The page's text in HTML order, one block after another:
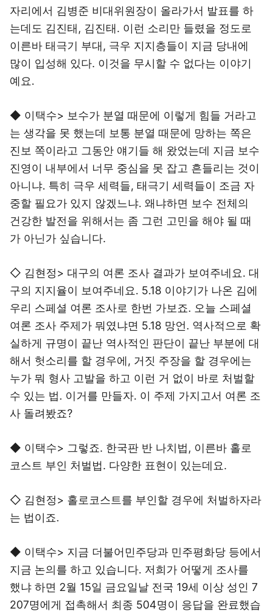
자리에서 김병준 비대위원장이 올라가서 발표를 하
는데도 김진태, 김진태. 이런 소리만 들렸을 정도로
이른바 태극기 부대, 극우 지지층들이 지금 당내에
많이 입성해 있다. 이것을 무시할 수 없다는 이야기
예요.
◆ 이택수> 보수가 분열 때문에 이렇게 힘들 거라고
는 생각을 못 했는데 보통 분열 때문에 망하는 쪽은
진보 쪽이라고 그동안 얘기들 해 왔었는데 지금 보수
진영이 내부에서 너무 중심을 못 잡고 흔들리는 것이
아니냐. 특히 극우 세력들, 태극기 세력들이 조금 자
중할 필요가 있지 않겠느냐. 왜냐하면 보수 전체의
건강한 발전을 위해서는 좀 그런 고민을 해야 될 때
가 아닌가 싶습니다.
◇ 김현정> 대구의 여론 조사 결과가 보여주네요. 대
구의 지지율이 보여주네요. 5.18 이야기가 나온 김에
우리 스페셜 여론 조사로 한번 가보죠. 오늘 스페셜
여론 조사 주제가 뭐였냐면 5.18 망언. 역사적으로 확
실하게 규명이 끝난 역사적인 판단이 끝난 부분에 대
해서 헛소리를 할 경우에, 거짓 주장을 할 경우에는
누가 뭐 형사 고발을 하고 이런 거 없이 바로 처벌할
수 있는 법. 이거를 만들자. 이 주제 가지고서 여론 조
사 돌려봤죠?
◆ 이택수> 그렇죠. 한국판 반 나치법, 이른바 홀로
코스트 부인 처벌법. 다양한 표현이 있는데요.
◇ 김현정> 홀로코스트를 부인할 경우에 처벌하자라
는 법이죠.
◆ 이택수> 지금 더불어민주당과 민주평화당 등에서
지금 논의를 하고 있습니다. 저희가 어떻게 조사를
했냐 하면 2월 15일 금요일날 전국 19세 이상 성인 7
207명에게 접촉해서 최종 504명이 응답을 완료했습